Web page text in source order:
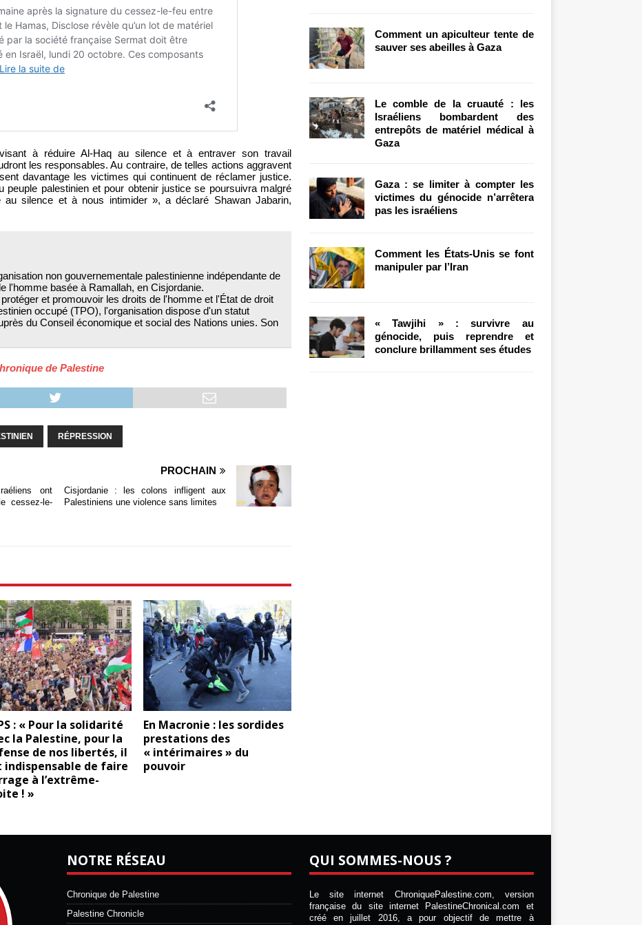
à réduire Al-Haq au silence et à entraver son travail
les responsables. Au contraire, de telles actions aggravent
davantage les victimes qui continuent de réclamer justice.
peuple palestinien et pour obtenir justice se poursuivra malgré
silence et à nous intimider », a déclaré Shawan Jabarin,
non gouvernementale palestinienne indépendante de
l'homme basée à Ramallah, en Cisjordanie.
et promouvoir les droits de l'homme et l'État de droit
occupé (TPO), l'organisation dispose d'un statut
du Conseil économique et social des Nations unies. Son
de Palestine
RÉPRESSION
ont
cessez-le-
PROCHAIN
Cisjordanie : les colons infligent aux
Palestiniens une violence sans limites
: « Pour la solidarité
la Palestine, pour la
de nos libertés, il
indispensable de faire
à l’extrême-
! »
En Macronie : les sordides
prestations des
« intérimaires » du
pouvoir
Comment un apiculteur tente de
sauver ses abeilles à Gaza
Le comble de la cruauté : les
Israéliens bombardent des
entrepôts de matériel médical à
Gaza
Gaza : se limiter à compter les
victimes du génocide n’arrêtera
pas les israéliens
Comment les États-Unis se font
manipuler par l’Iran
« Tawjihi » : survivre au
génocide, puis reprendre et
conclure brillamment ses études
NOTRE RÉSEAU
Chronique de Palestine
Palestine Chronicle
QUI SOMMES-NOUS ?
Le site internet ChroniquePalestine.com, version
française du site internet PalestineChronical.com et
créé en juillet 2016, a pour objectif de mettre à